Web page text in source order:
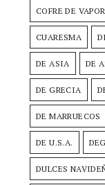
COFRE DE VAPOR
CUARESMA
DE ASIA DE
DE GRECIA
DE MARRUECOS
DE U.S.A.
DULCES